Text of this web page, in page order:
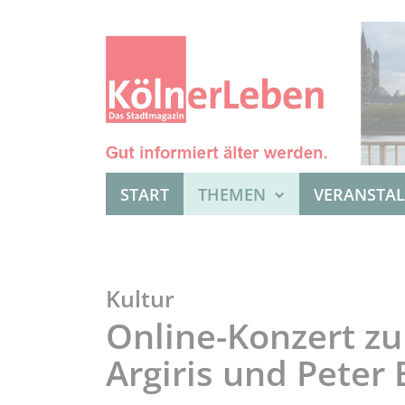
START THEMEN
Kultur
Online-Konzert
Argiris und Peter